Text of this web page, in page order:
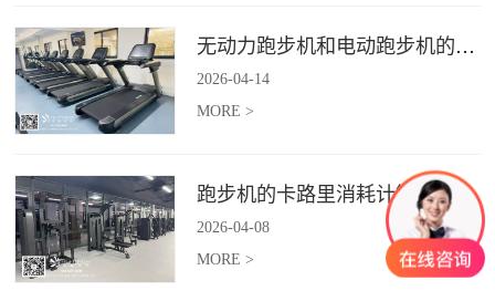
无动力跑步机和电动跑步机的区别是什么？
2026-04-14
MORE >
跑步机的卡路里消耗计算准确吗？
2026-04-08
MORE >